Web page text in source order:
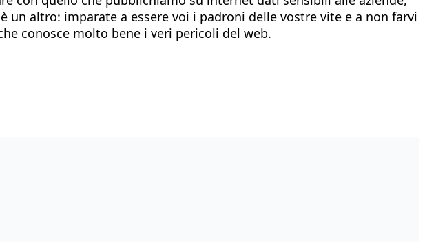
altro: imparate a essere voi i padroni delle vostre vite e a non farvi
conosce molto bene i veri pericoli del web.​